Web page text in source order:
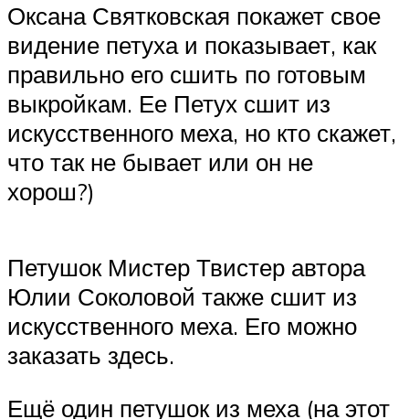
Оксана Святковская покажет свое
видение петуха и показывает, как
правильно его сшить по готовым
выкройкам. Ее Петух сшит из
искусственного меха, но кто скажет,
что так не бывает или он не
хорош?)
Петушок Мистер Твистер автора
Юлии Соколовой также сшит из
искусственного меха. Его можно
заказать здесь.
Ещё один петушок из меха (на этот